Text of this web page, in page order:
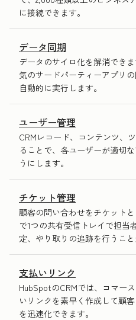
に接続できます。
データ同期
データのサイロ化を解消でき
気のサードパーティーアプリ
自動的に実行します。
ユーザー管理
CRMレコード、コンテンツ、
ることで、各ユーザーが適切
うにします。
チケット管理
顧客の問い合わせをチケット
で1つの共有受信トレイで担当
定、やり取りの追跡を行うこと
支払いリンク
HubSpotのCRMでは、コマー
いリンクを素早く作成して顧
を迅速化できます。